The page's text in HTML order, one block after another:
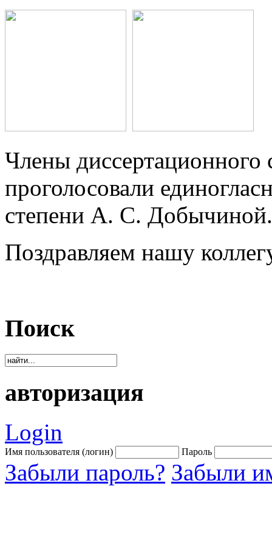
Члены диссертационного
проголосовали
степени А. С. Добычиной.
Поздравляем нашу
Поиск
авторизация
Login
Имя пользователя (логин) Пароль
Забыли пароль? Забыли